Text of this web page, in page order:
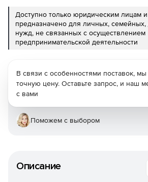
Доступно только юридическим лицам
предназначено для личных,
нужд, не связанных с осуществлением
предпринимательской деятельности
Описание
В связи с особенностями поставок,
точную цену. Оставьте запрос, и наш
с вами
Поможем с выбором